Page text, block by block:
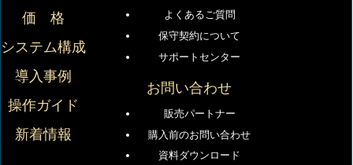
価 格
システム構成
導入事例
操作ガイド
新着情報
よくあるご質問
保守契約について
サポートセンター
お問い合わせ
販売パートナー
購入前のお問い合わせ
資料ダウンロード